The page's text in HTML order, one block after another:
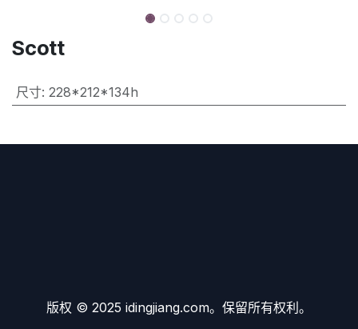
Scott
尺寸: 228*212*134h
版权 © 2025 idingjiang.com。保留所有权利。